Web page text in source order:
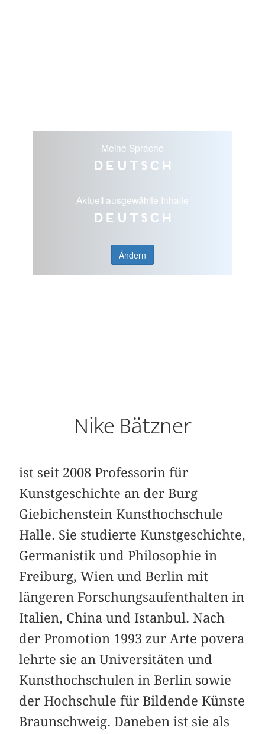
Meine Sprache
Deutsch
Aktuell ausgewählte Inhalte
Deutsch
Ändern
Nike Bätzner
ist seit 2008 Professorin für
Kunstgeschichte an der Burg
Giebichenstein Kunsthochschule
Halle. Sie studierte Kunstgeschichte,
Germanistik und Philosophie in
Freiburg, Wien und Berlin mit
längeren Forschungsaufenthalten in
Italien, China und Istanbul. Nach
der Promotion 1993 zur Arte povera
lehrte sie an Universitäten und
Kunsthochschulen in Berlin sowie
der Hochschule für Bildende Künste
Braunschweig. Daneben ist sie als